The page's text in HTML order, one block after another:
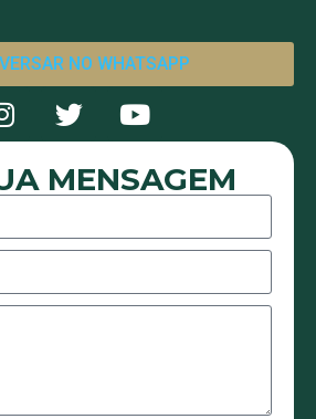
NO WHATSAPP
MENSAGEM